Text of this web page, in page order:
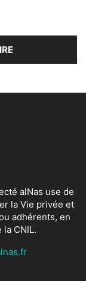
alNas use de
la Vie privée et
adhérents, en
la CNIL.